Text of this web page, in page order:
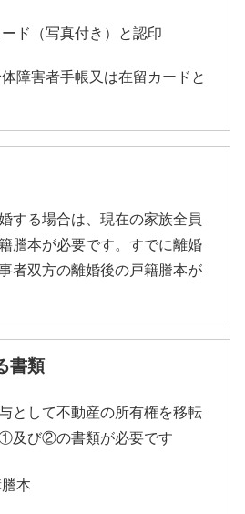
ド（写真付き）と認印
障害者手帳又は在留カードと
する場合は、現在の家族全員
謄本が必要です。すでに離婚
者双方の離婚後の戸籍謄本が
書類
として不動産の所有権を移転
及び②の書類が必要です
本